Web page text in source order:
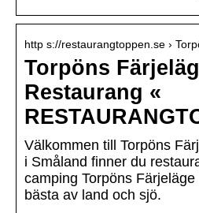
http s://restaurangtoppen.se ›
Torpöns
Restaurang «
Välkommen till Torpöns
i Småland finner du
camping Torpöns
bästa av land och sjö.